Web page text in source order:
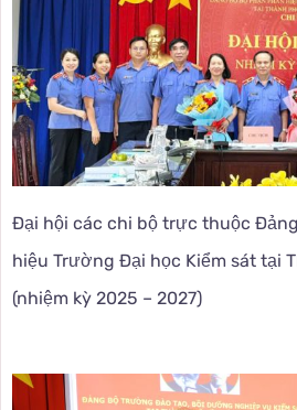
Đại hội các chi bộ trực thuộc
hiệu Trường Đại học Kiểm sát tại
(nhiệm kỳ 2025 – 2027)